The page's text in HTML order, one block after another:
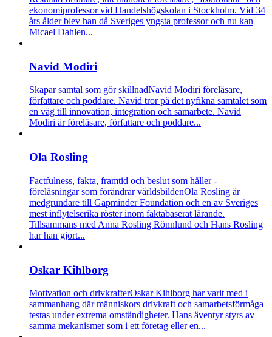
ekonomiprofessor vid Handelshögskolan i Stockholm. Vid 34
års ålder blev han då Sveriges yngsta professor och nu kan
Micael Dahlen...
Navid Modiri
Skapar samtal som gör skillnadNavid Modiri föreläsare,
författare och poddare. Navid tror på det nyfikna samtalet som
en väg till innovation, integration och samarbete. Navid
Modiri är föreläsare, författare och poddare...
Ola Rosling
Factfulness, fakta, framtid och beslut som håller -
föreläsningar som förändrar världsbildenOla Rosling är
medgrundare till Gapminder Foundation och en av Sveriges
mest inflytelserika röster inom faktabaserat lärande.
Tillsammans med Anna Rosling Rönnlund och Hans Rosling
har han gjort...
Oskar Kihlborg
Motivation och drivkrafterOskar Kihlborg har varit med i
sammanhang där människors drivkraft och samarbetsförmåga
testas under extrema omständigheter. Hans äventyr styrs av
samma mekanismer som i ett företag eller en...